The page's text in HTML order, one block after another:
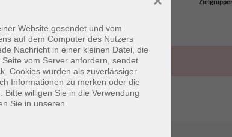
Online-Kurse
Website gesendet und vom
auf dem Computer des Nutzers
Nachricht in einer kleinen Datei, die
vom Server anfordern, sendet
Cookies wurden als zuverlässiger
Informationen zu merken oder die
willigen Sie in die Verwendung
Sie in unseren